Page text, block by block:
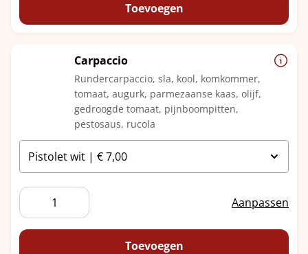
Toevoegen
Carpaccio
Rundercarpaccio, sla, kool, komkommer,
tomaat, augurk, parmezaanse kaas, olijf,
gedroogde tomaat, pijnboompitten,
pestosaus, rucola
Carpaccio
aantal
Aanpassen
Toevoegen